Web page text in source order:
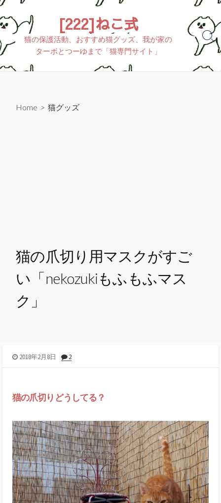
[222]ねこ式
猫の保護活動、おすすめ猫グッズ、我が家の
ターボとつーゆまで「猫専門サイト」
Home >猫グッズ
猫の爪切り用マスクがすご
い「nekozukiもふもふマス
ク」
2018年2月8日 2
猫の爪切りどうしてる？